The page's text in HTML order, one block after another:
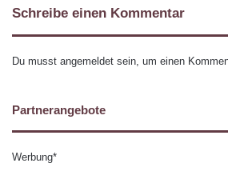
Schreibe einen Kommentar
Du musst angemeldet sein, um einen
Partnerangebote
Werbung*